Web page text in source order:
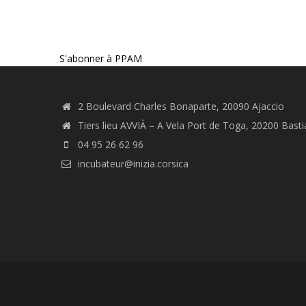
S'abonner à PPAM
2 Boulevard Charles Bonaparte, 20090 Ajaccio
Tiers lieu AVVIÀ – A Vela Port de Toga, 20200
04 95 26 62 96
incubateur@inizia.corsica